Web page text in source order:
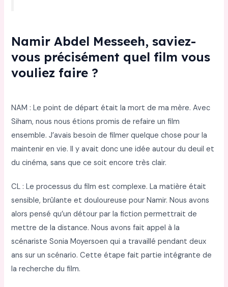
Namir Abdel Messeeh, saviez-
vous précisément quel film vous
vouliez faire ?
NAM : Le point de départ était la mort de ma mère. Avec
Siham, nous nous étions promis de refaire un film
ensemble. J’avais besoin de filmer quelque chose pour la
maintenir en vie. Il y avait donc une idée autour du deuil et
du cinéma, sans que ce soit encore très clair.
CL : Le processus du film est complexe. La matière était
sensible, brûlante et douloureuse pour Namir. Nous avons
alors pensé qu’un détour par la fiction permettrait de
mettre de la distance. Nous avons fait appel à la
scénariste Sonia Moyersoen qui a travaillé pendant deux
ans sur un scénario. Cette étape fait partie intégrante de
la recherche du film.